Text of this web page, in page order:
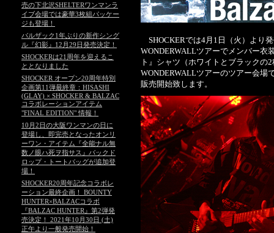
SHOCKERでは4月1日（火）より
WONDERWALLツアーでメンバー衣
ト』シャツ（ホワイトとブラックの
WONDERWALLツアーのツアー会場
販売開始致します。
売の下北沢SHELTERワンマンラ
イブ会場では豪華3枚組パッケー
ジも登場！
バルザック1年ぶりの新作シング
ル『幻影』12月29日発売決定！
SHOCKERは21周年を迎えるこ
ととなりました
SHOCKER オープン20周年特別
企画第11弾最終章：HISASHI
(GLAY) × SHOCKER & BALZAC
コラボレーションアイテム
"FINAL EDITION" 情報！
10月2日の大阪ワンマンの日に
登場し、即完売となったオンリ
ーワン・アイテム『全能ナル無
数ノ眼ハ死ヲ指サス』バックド
ロップ・トートバッグが追加登
場！
SHOCKER20周年記念コラボレ
ーション最終企画！ BOUNTY
HUNTER×BALZACコラボ
『BALZAC HUNTER』第2弾発
売決定！ 2021年10月30日 (土)
正午より一般発売開始！